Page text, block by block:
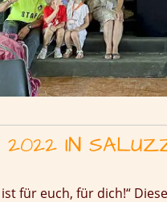
2022 IN
ist für euch, für dich!“